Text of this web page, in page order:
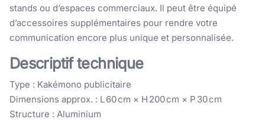
stands ou d’espaces commerciaux. Il peut être équipé
d’accessoires supplémentaires pour rendre votre
communication encore plus unique et personnalisée.
Descriptif technique
Type : Kakémono publicitaire
Dimensions approx. : L 60 cm × H 200 cm × P 30 cm
Structure : Aluminium